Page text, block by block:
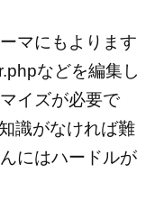
マにもよります
などを編集し
イズが必要で
識がなければ難
にはハードルが